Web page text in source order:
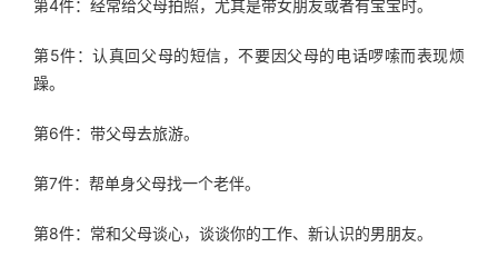
第4件：经常给父母拍照，尤其是带女朋友或者有宝宝时。
第5件：认真回父母的短信，不要因父母的电话啰嗦而表现烦
躁。
第6件：带父母去旅游。
第7件：帮单身父母找一个老伴。
第8件：常和父母谈心，谈谈你的工作、新认识的男朋友。